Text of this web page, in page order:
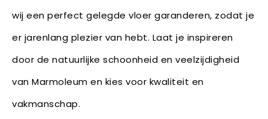
wij een perfect gelegde vloer garanderen, zodat je
er jarenlang plezier van hebt. Laat je inspireren
door de natuurlijke schoonheid en veelzijdigheid
van Marmoleum en kies voor kwaliteit en
vakmanschap.